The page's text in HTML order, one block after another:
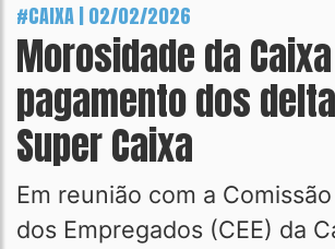
#CAIXA | 02/02/2026
Morosidade da
pagamento dos
Super Caixa
Em reunião com a
dos Empregados (CEE) da